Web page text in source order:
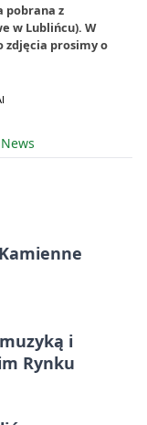
pobrana z
w Lublińcu). W
zdjęcia prosimy o
i
Rynku